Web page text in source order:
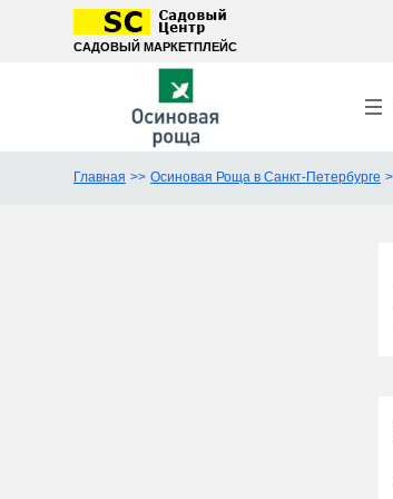
САДОВЫЙ МАРКЕТПЛЕЙС
Главная Осиновая Роща в Санкт-Петербурге